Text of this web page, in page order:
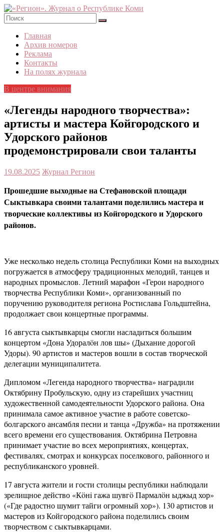
Skip
to
content
«Регион».
Журнал
Республике
Коми
Главная
Архив номеров
Реклама
Контакты
На полях журнала
В центре внимания
«Легенды народного творчества»:
артисты и мастера Койгородского и
Удорского районов
продемонстрировали свои таланты
19.08.2025 Журнал Регион
Прошедшие выходные на Стефановской площади
Сыктывкара своими талантами поделились мастера и
творческие коллективы из Койгородского и Удорского
районов.
Уже несколько недель столица Республики Коми на выходных
погружается в атмосферу традиционных мелодий, танцев и
народных промыслов. Летний марафон «Герои народного
творчества Республики Коми», организованный по
поручению руководителя региона Ростислава Гольдштейна,
продолжает свои концертные программы.
16 августа сыктывкарцы смогли насладиться большим
концертом «Дона Удоралöн лов шы» (Дыхание дорогой
Удоры). 90 артистов и мастеров вошли в состав творческой
делегации муниципалитета.
Дипломом «Легенда народного творчества» наградили
Октябрину Пробульскую, одну из старейших участниц
художественной самодеятельности Удорского района. Она
принимала самое активное участие в работе советско-
болгарского ансамбля песни и танца «Дружба» на протяжении
всего времени его существования. Октябрина Петровна
принимает участие во всех мероприятиях, концертах,
фестивалях, смотрах и конкурсах поселкового, районного и
республиканского уровней.
17 августа жители и гости столицы республики наблюдали
зрелищное действо «Кöнi гажа шувгö Пармалöн ыджыд хор»
(«Где радостно шумит тайги огромный хор»). 130 артистов и
мастеров из Койгородского района поделились своим
творчеством с сыктывкарцами.